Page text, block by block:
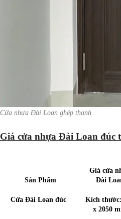
Cửa nhưa Đài Loan ghép thanh
Giá cửa nhựa Đài Loan đúc
Sản Phẩm
Cửa Đài Loan đúc
Giá cửa
Đài
Kích
x 2050